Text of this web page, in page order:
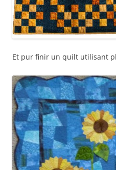
Et pur finir un quilt utilisant